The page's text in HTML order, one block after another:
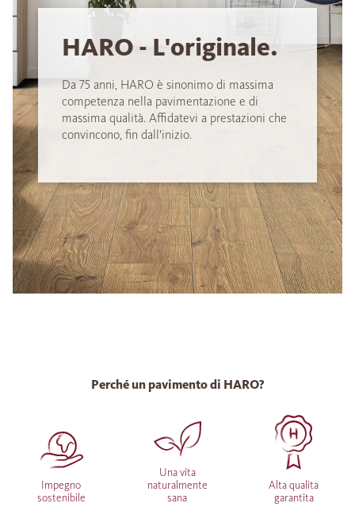
HARO - L'originale.
Da 75 anni, HARO è sinonimo di massima
competenza nella pavimentazione e di
massima qualità. Affidatevi a prestazioni che
convincono, fin dall'inizio.
Perché un pavimento di HARO?
Impegno
sostenibile
Una vita
naturalmente
sana
Alta qualità
garantita